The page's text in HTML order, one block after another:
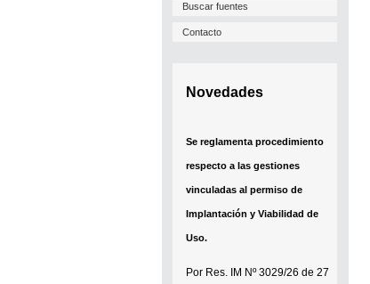
Buscar fuentes
Contacto
Novedades
Se reglamenta procedimiento
respecto a las gestiones
vinculadas al permiso de
Implantación y Viabilidad de
Uso.
Por Res. IM Nº 3029/26 de 27